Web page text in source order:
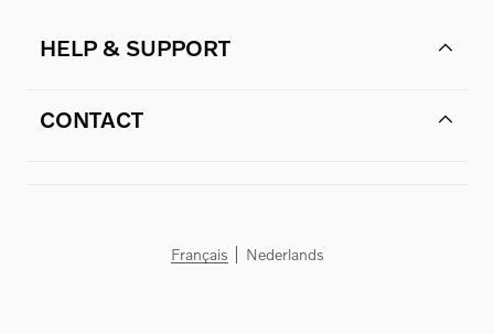
HELP & SUPPORT
CONTACT
Français Nederlands